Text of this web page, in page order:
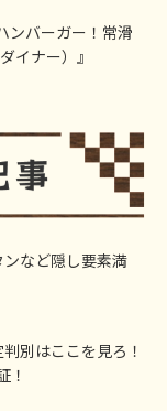
ンバーガー！常滑
イナー）』
ンなど隠し要素満
別はここを見ろ！
！